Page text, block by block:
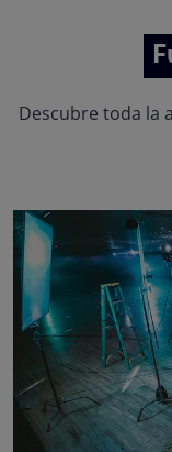
Descubre toda la